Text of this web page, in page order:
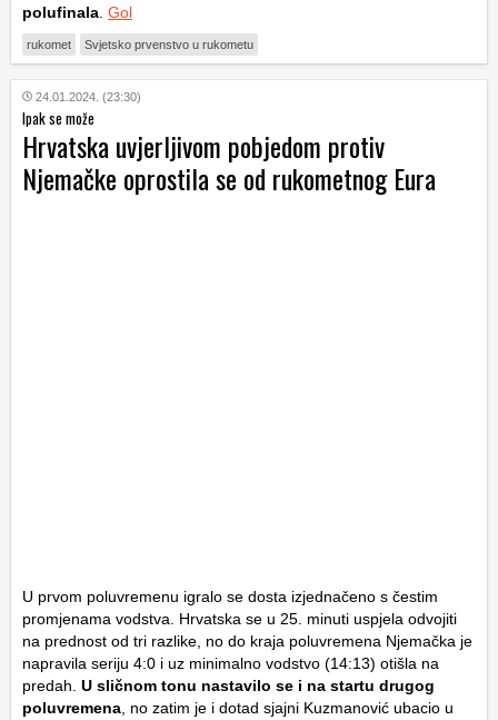
polufinala. Gol
rukomet Svjetsko prvenstvo u rukometu
24.01.2024. (23:30)
Ipak se može
Hrvatska uvjerljivom pobjedom protiv
Njemačke oprostila se od rukometnog Eura
U prvom poluvremenu igralo se dosta izjednačeno s čestim
promjenama vodstva. Hrvatska se u 25. minuti uspjela odvojiti
na prednost od tri razlike, no do kraja poluvremena Njemačka je
napravila seriju 4:0 i uz minimalno vodstvo (14:13) otišla na
predah. U sličnom tonu nastavilo se i na startu drugog
poluvremena, no zatim je i dotad sjajni Kuzmanović ubacio u